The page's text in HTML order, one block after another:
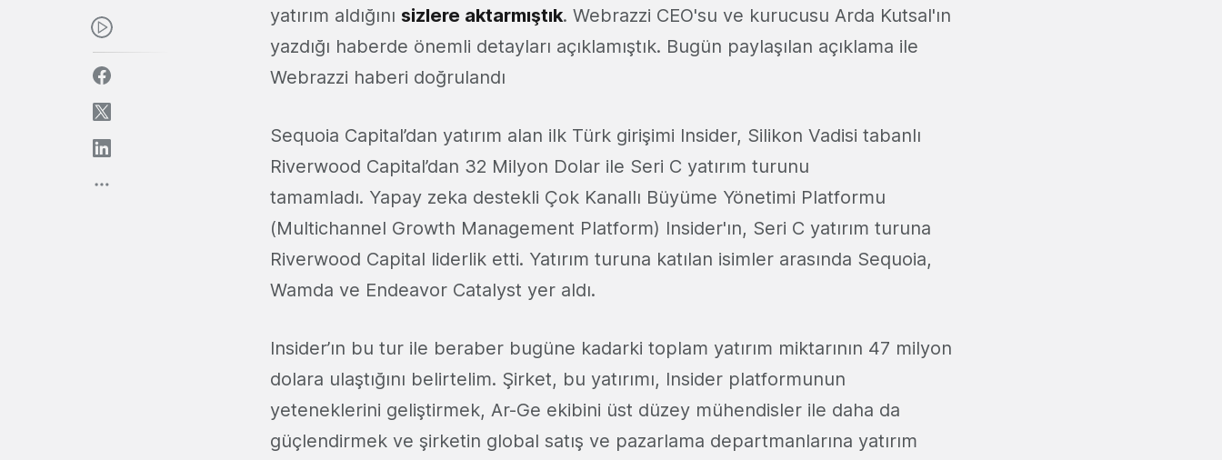
yatırım aldığını sizlere aktarmıştık. Webrazzi CEO'su ve kurucusu Arda Kutsal'ın
yazdığı haberde önemli detayları açıklamıştık. Bugün paylaşılan açıklama ile
Webrazzi haberi doğrulandı
Sequoia Capital’dan yatırım alan ilk Türk girişimi Insider, Silikon Vadisi tabanlı
Riverwood Capital’dan 32 Milyon Dolar ile Seri C yatırım turunu
tamamladı. Yapay zeka destekli Çok Kanallı Büyüme Yönetimi Platformu
(Multichannel Growth Management Platform) Insider'ın, Seri C yatırım turuna
Riverwood Capital liderlik etti. Yatırım turuna katılan isimler arasında Sequoia,
Wamda ve Endeavor Catalyst yer aldı.
Insider’ın bu tur ile beraber bugüne kadarki toplam yatırım miktarının 47 milyon
dolara ulaştığını belirtelim. Şirket, bu yatırımı, Insider platformunun
yeteneklerini geliştirmek, Ar-Ge ekibini üst düzey mühendisler ile daha da
güçlendirmek ve şirketin global satış ve pazarlama departmanlarına yatırım